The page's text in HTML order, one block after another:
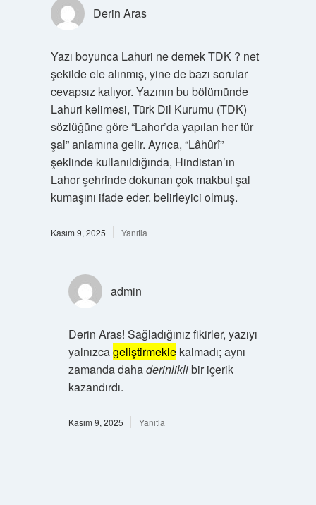
Derin Aras
Yazı boyunca Lahuri ne demek TDK ? net
şekilde ele alınmış, yine de bazı sorular
cevapsız kalıyor. Yazının bu bölümünde
Lahuri kelimesi, Türk Dil Kurumu (TDK)
sözlüğüne göre “Lahor’da yapılan her tür
şal” anlamına gelir. Ayrıca, “Lâhûrî”
şeklinde kullanıldığında, Hindistan’ın
Lahor şehrinde dokunan çok makbul şal
kumaşını ifade eder. belirleyici olmuş.
Kasım 9, 2025 Yanıtla
admin
Derin Aras! Sağladığınız fikirler, yazıyı
yalnızcageliştirmeklekalmadı; aynı
zamanda dahaderinliklibir içerik
kazandırdı.
Kasım 9, 2025 Yanıtla